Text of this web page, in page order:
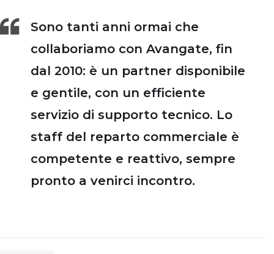
Sono tanti anni ormai che
collaboriamo con Avangate, fin
dal 2010: è un partner disponibile
e gentile, con un efficiente
servizio di supporto tecnico. Lo
staff del reparto commerciale è
competente e reattivo, sempre
pronto a venirci incontro.